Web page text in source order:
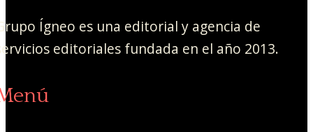
Ígneo es una editorial y agencia de
editoriales fundada en el año 2013.